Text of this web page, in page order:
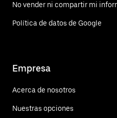
No vender ni compartir mi
Política de datos de Google
Empresa
Acerca de nosotros
Nuestras opciones